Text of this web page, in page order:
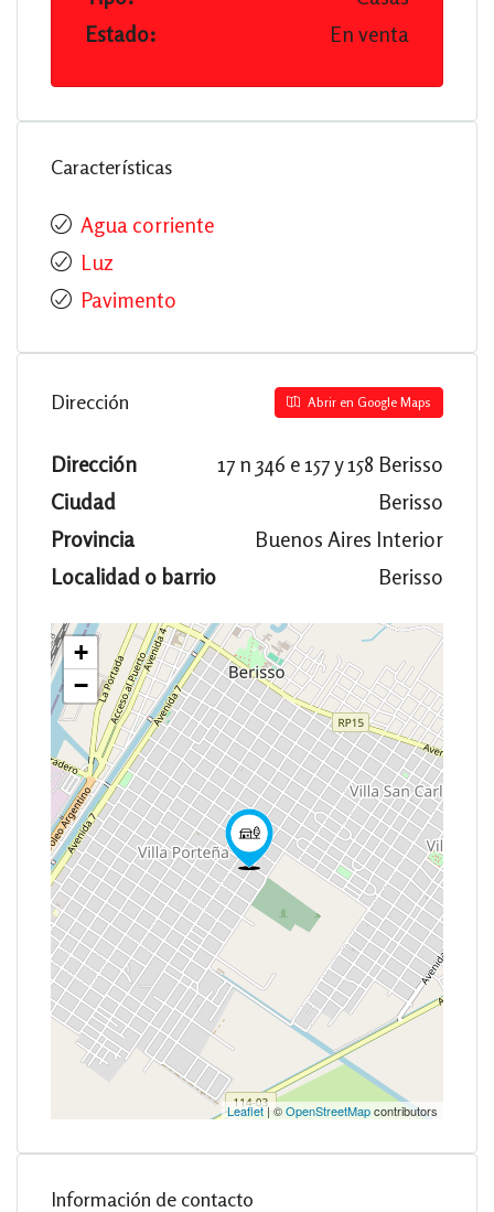
Estado:
En venta
Características
Agua corriente
Luz
Pavimento
Dirección Abrir en Google Maps
Dirección
17 n 346 e 157 y 158 Berisso
Ciudad
Berisso
Provincia
Buenos Aires Interior
Localidad o barrio
Berisso
+
−
Leaflet| ©OpenStreetMapcontributors
Información de contacto